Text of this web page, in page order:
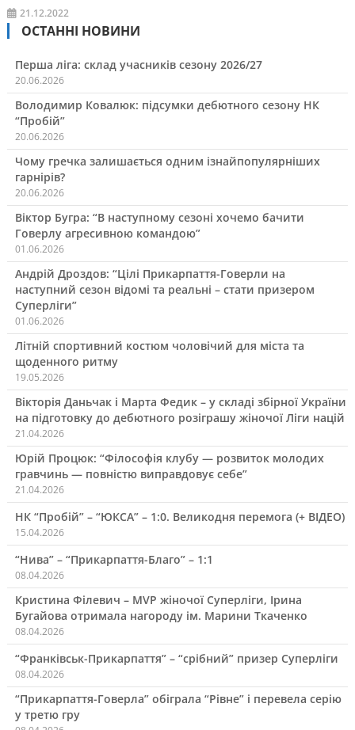
21.12.2022
ОСТАННІ НОВИНИ
Перша ліга: склад учасників сезону 2026/27
20.06.2026
Володимир Ковалюк: підсумки дебютного сезону НК
“Пробій”
20.06.2026
Чому гречка залишається одним ізнайпопулярніших
гарнірів?
20.06.2026
Віктор Бугра: “В наступному сезоні хочемо бачити
Говерлу агресивною командою”
01.06.2026
Андрій Дроздов: “Цілі Прикарпаття-Говерли на
наступний сезон відомі та реальні – стати призером
Суперліги”
01.06.2026
Літній спортивний костюм чоловічий для міста та
щоденного ритму
19.05.2026
Вікторія Даньчак і Марта Федик – у складі збірної України
на підготовку до дебютного розіграшу жіночої Ліги націй
21.04.2026
Юрій Процюк: “Філософія клубу — розвиток молодих
гравчинь — повністю виправдовує себе”
21.04.2026
НК “Пробій” – “ЮКСА” – 1:0. Великодня перемога (+ ВІДЕО)
15.04.2026
“Нива” – “Прикарпаття-Благо” – 1:1
08.04.2026
Кристина Філевич – MVP жіночої Суперліги, Ірина
Бугайова отримала нагороду ім. Марини Ткаченко
08.04.2026
“Франківськ-Прикарпаття” – “срібний” призер Суперліги
08.04.2026
“Прикарпаття-Говерла” обіграла “Рівне” і перевела серію
у третю гру